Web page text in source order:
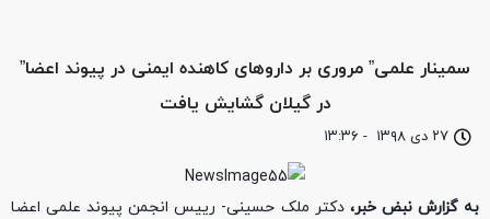
۲۷ دی ۱۳۹۸ - ۱۳:۳۶
سمینار علمی” مروری بر داروهای کاهنده ایمنی در پیوند اعضا”
در گیلان گشایش یافت
به گزارش نبض خبر، دکتر ملک حسینی- رییس انجمن پیوند علمی اعضا